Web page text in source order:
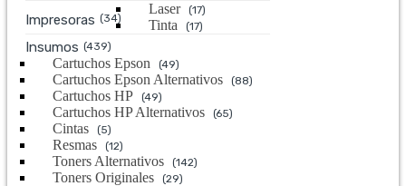
Impresoras (34)
Laser (17)
Tinta (17)
Insumos (439)
Cartuchos Epson (49)
Cartuchos Epson Alternativos (88)
Cartuchos HP (49)
Cartuchos HP Alternativos (65)
Cintas (5)
Resmas (12)
Toners Alternativos (142)
Toners Originales (29)